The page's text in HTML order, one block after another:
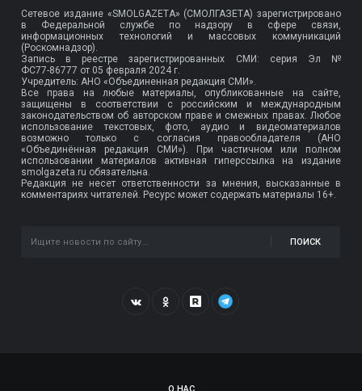
Сетевое издание «SMOLGAZETA» (СМОЛГАЗЕТА) зарегистрировано
в Федеральной службе по надзору в сфере связи,
информационных технологий и массовых коммуникаций
(Роскомнадзор).
Запись в реестре зарегистрированных СМИ: серия Эл №
ФС77-86777 от 05 февраля 2024 г.
Учредитель: АНО «Объединенная редакция СМИ».
Все права на любые материалы, опубликованные на сайте,
защищены в соответствии с российским и международным
законодательством об авторском праве и смежных правах. Любое
использование текстовых, фото, аудио и видеоматериалов
возможно только с согласия правообладателя (АНО
«Объединённая редакция СМИ»). При частичном или полном
использовании материалов активная гиперссылка на издание
smolgazeta.ru обязательна.
Редакция не несет ответственности за мнения, высказанные в
комментариях читателей. Ресурс может содержать материалы 16+.
ПОИСК
О НАС